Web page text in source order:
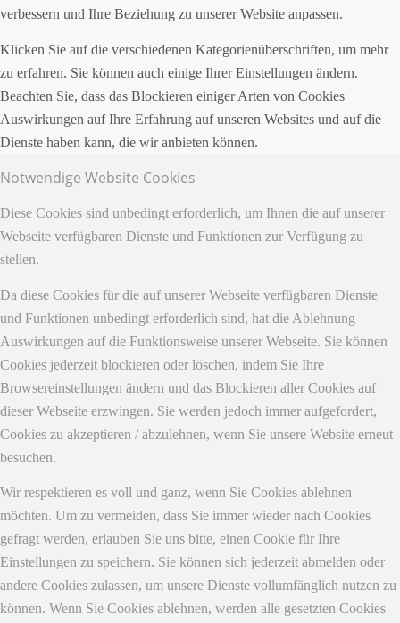
verbessern und Ihre Beziehung zu unserer Website anpassen.
Klicken Sie auf die verschiedenen Kategorienüberschriften, um mehr
zu erfahren. Sie können auch einige Ihrer Einstellungen ändern.
Beachten Sie, dass das Blockieren einiger Arten von Cookies
Auswirkungen auf Ihre Erfahrung auf unseren Websites und auf die
Dienste haben kann, die wir anbieten können.
Notwendige Website Cookies
Diese Cookies sind unbedingt erforderlich, um Ihnen die auf unserer
Webseite verfügbaren Dienste und Funktionen zur Verfügung zu
stellen.
Da diese Cookies für die auf unserer Webseite verfügbaren Dienste
und Funktionen unbedingt erforderlich sind, hat die Ablehnung
Auswirkungen auf die Funktionsweise unserer Webseite. Sie können
Cookies jederzeit blockieren oder löschen, indem Sie Ihre
Browsereinstellungen ändern und das Blockieren aller Cookies auf
dieser Webseite erzwingen. Sie werden jedoch immer aufgefordert,
Cookies zu akzeptieren / abzulehnen, wenn Sie unsere Website erneut
besuchen.
Wir respektieren es voll und ganz, wenn Sie Cookies ablehnen
möchten. Um zu vermeiden, dass Sie immer wieder nach Cookies
gefragt werden, erlauben Sie uns bitte, einen Cookie für Ihre
Einstellungen zu speichern. Sie können sich jederzeit abmelden oder
andere Cookies zulassen, um unsere Dienste vollumfänglich nutzen zu
können. Wenn Sie Cookies ablehnen, werden alle gesetzten Cookies